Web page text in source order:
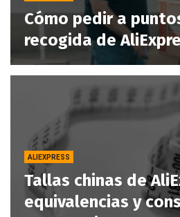
Cómo pedir a
recogida de
ALIEXPRESS
Tallas chinas de
equivalencias y